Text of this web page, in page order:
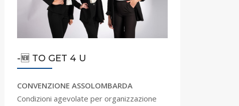
-🆕 TO GET 4 U
CONVENZIONE ASSOLOMBARDA
Condizioni agevolate per organizzazione